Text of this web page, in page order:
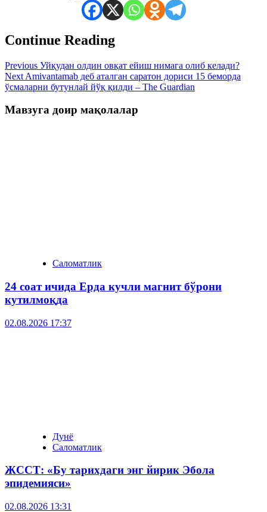
Continue Reading
Previous Уйқудан олдин овқат ейиш нимага олиб келади?
Next Amivantamab деб аталган саратон дориси 15 беморда
ўсмаларни бутунлай йўқ қилди – The Guardian
Мавзуга доир мақолалар
Саломатлик
24 соат ичида Ерда кучли магнит бўрони
кутилмоқда
02.08.2026 17:37
Дунё
Саломатлик
ЖССТ: «Бу тарихдаги энг йирик Эбола
эпидемияси»
02.08.2026 13:31